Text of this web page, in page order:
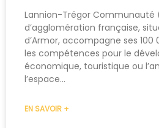
Lannion-Trégor Communauté
d’agglomération française,
d’Armor, accompagne ses
les compétences pour le
économique, touristique ou
l’espace…
EN SAVOIR +